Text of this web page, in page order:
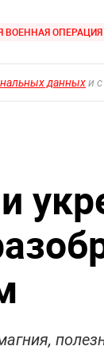
ВОЕННАЯ ОПЕРАЦИЯ
данныхи